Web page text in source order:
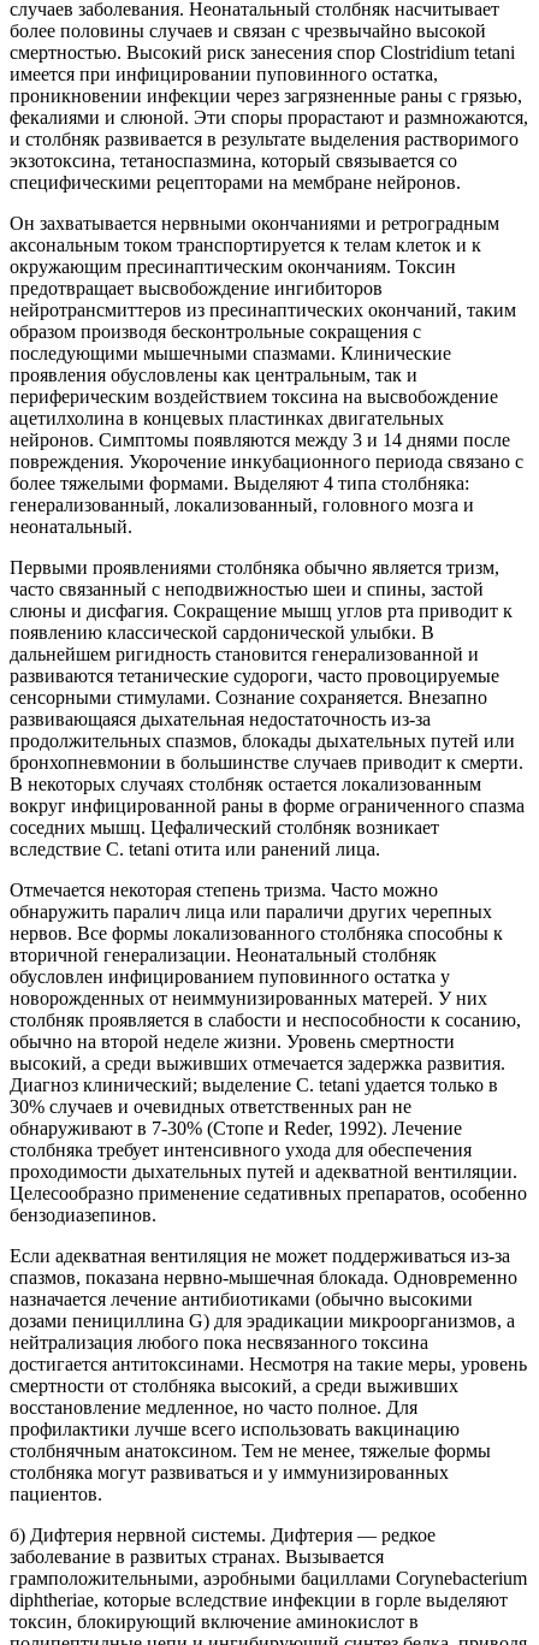
случаев заболевания. Неонатальный столбняк насчитывает
более половины случаев и связан с чрезвычайно высокой
смертностью. Высокий риск занесения спор Clostridium tetani
имеется при инфицировании пуповинного остатка,
проникновении инфекции через загрязненные раны с грязью,
фекалиями и слюной. Эти споры прорастают и размножаются,
и столбняк развивается в результате выделения растворимого
экзотоксина, тетаноспазмина, который связывается со
специфическими рецепторами на мембране нейронов.
Он захватывается нервными окончаниями и ретроградным
аксональным током транспортируется к телам клеток и к
окружающим пресинаптическим окончаниям. Токсин
предотвращает высвобождение ингибиторов
нейротрансмиттеров из пресинаптических окончаний, таким
образом производя бесконтрольные сокращения с
последующими мышечными спазмами. Клинические
проявления обусловлены как центральным, так и
периферическим воздействием токсина на высвобождение
ацетилхолина в концевых пластинках двигательных
нейронов. Симптомы появляются между 3 и 14 днями после
повреждения. Укорочение инкубационного периода связано с
более тяжелыми формами. Выделяют 4 типа столбняка:
генерализованный, локализованный, головного мозга и
неонатальный.
Первыми проявлениями столбняка обычно является тризм,
часто связанный с неподвижностью шеи и спины, застой
слюны и дисфагия. Сокращение мышц углов рта приводит к
появлению классической сардонической улыбки. В
дальнейшем ригидность становится генерализованной и
развиваются тетанические судороги, часто провоцируемые
сенсорными стимулами. Сознание сохраняется. Внезапно
развивающаяся дыхательная недостаточность из-за
продолжительных спазмов, блокады дыхательных путей или
бронхопневмонии в большинстве случаев приводит к смерти.
В некоторых случаях столбняк остается локализованным
вокруг инфицированной раны в форме ограниченного спазма
соседних мышц. Цефалический столбняк возникает
вследствие С. tetani отита или ранений лица.
Отмечается некоторая степень тризма. Часто можно
обнаружить паралич лица или параличи других черепных
нервов. Все формы локализованного столбняка способны к
вторичной генерализации. Неонатальный столбняк
обусловлен инфицированием пуповинного остатка у
новорожденных от неиммунизированных матерей. У них
столбняк проявляется в слабости и неспособности к сосанию,
обычно на второй неделе жизни. Уровень смертности
высокий, а среди выживших отмечается задержка развития.
Диагноз клинический; выделение С. tetani удается только в
30% случаев и очевидных ответственных ран не
обнаруживают в 7-30% (Стопе и Reder, 1992). Лечение
столбняка требует интенсивного ухода для обеспечения
проходимости дыхательных путей и адекватной вентиляции.
Целесообразно применение седативных препаратов, особенно
бензодиазепинов.
Если адекватная вентиляция не может поддерживаться из-за
спазмов, показана нервно-мышечная блокада. Одновременно
назначается лечение антибиотиками (обычно высокими
дозами пенициллина G) для эрадикации микроорганизмов, а
нейтрализация любого пока несвязанного токсина
достигается антитоксинами. Несмотря на такие меры, уровень
смертности от столбняка высокий, а среди выживших
восстановление медленное, но часто полное. Для
профилактики лучше всего использовать вакцинацию
столбнячным анатоксином. Тем не менее, тяжелые формы
столбняка могут развиваться и у иммунизированных
пациентов.
б) Дифтерия нервной системы. Дифтерия — редкое
заболевание в развитых странах. Вызывается
грамположительными, аэробными бациллами Corynebacterium
diphtheriae, которые вследствие инфекции в горле выделяют
токсин, блокирующий включение аминокислот в